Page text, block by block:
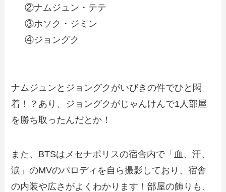
②ナムジュン・テテ
③ホソク・ジミン
④ジョングク
ナムジュンとジョングクがいびきの件でひと悶
着！？あり、ジョングクがじゃんけんで1人部屋
を勝ち取ったんだとか！
また、BTSはメセナポリスの宿舎内で「血、汗、
涙」のMVのパロディを自ら撮影しており、宿舎
の内装や広さがよくわかります！部屋の飾りも、